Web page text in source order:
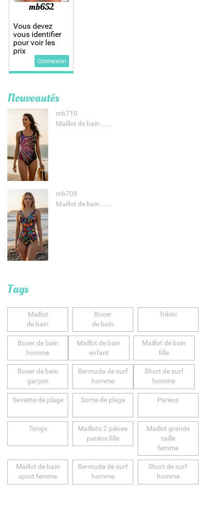
mb652
Vous devez
vous identifier
pour voir les
prix
Connexion
Nouveautés
mb710
Maillot de bain......
mb709
Maillot de bain......
Tags
Maillot
de bain
Boxer
de bain
Trikini
Boxer de bain
homme
Maillot de bain
enfant
Maillot de bain
fille
Boxer de bain
garçon
Bermuda de surf
homme
Short de surf
homme
Seviette de plage Sortie de plage Paréos
Tongs
Maillots 2 pièces
paréos fille
Maillot grande
taille
femme
Maillot de bain
sport femme
Bermuda de surf
homme
Short de surf
homme